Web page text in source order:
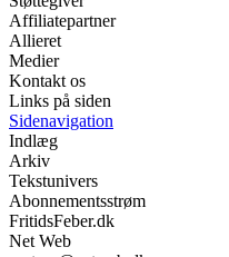
Affiliatepartner
Allieret
Medier
Kontakt os
Links på siden
Sidenavigation
Indlæg
Arkiv
Tekstunivers
Abonnementsstrøm
FritidsFeber.dk
Net Web